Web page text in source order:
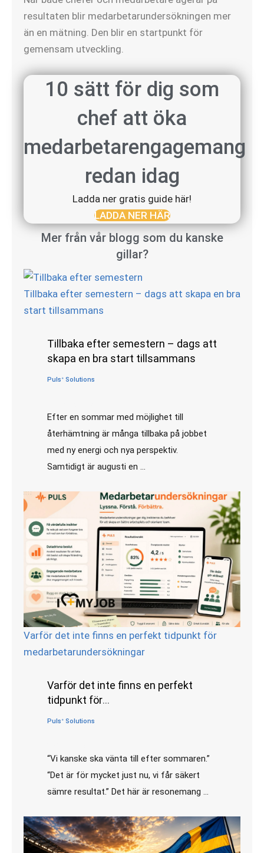
resultaten blir medarbetarundersökningen mer
än en mätning. Den blir en startpunkt för
gemensam utveckling.
10 sätt för dig som
chef att öka
medarbetarengagemang
redan idag
Ladda ner gratis guide här!
LADDA NER HÄR
Mer från vår blogg som du kanske
gillar?
Tillbaka efter semestern – dags att skapa en bra
start tillsammans
Tillbaka efter semestern – dags att
skapa en bra start tillsammans
Pulsᐩ Solutions
Efter en sommar med möjlighet till
återhämtning är många tillbaka på jobbet
med ny energi och nya perspektiv.
Samtidigt är augusti en …
Varför det inte finns en perfekt tidpunkt för
medarbetarundersökningar
Varför det inte finns en perfekt
tidpunkt för
Pulsᐩ Solutions
“Vi kanske ska vänta till efter sommaren.”
“Det är för mycket just nu, vi får säkert
sämre resultat.” Det här är resonemang …